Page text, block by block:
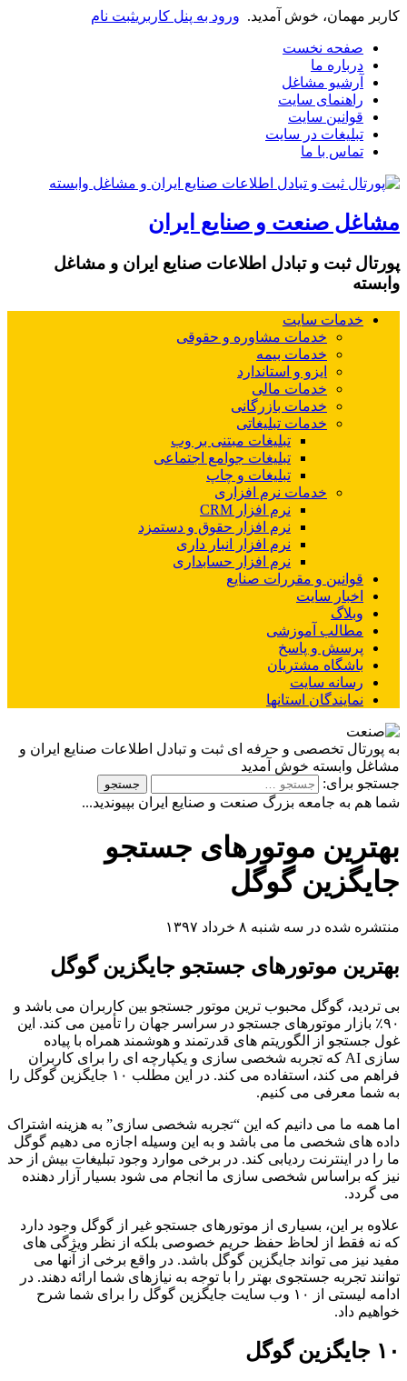
کاربر مهمان، خوش آمدید. ورود به پنل کاربریثبت نام
صفحه نخست
درباره ما
آرشیو مشاغل
راهنمای سایت
قوانین سایت
تبلیغات در سایت
تماس با ما
مشاغل صنعت و صنایع ایران
پورتال ثبت و تبادل اطلاعات صنایع ایران و مشاغل
وابسته
خدمات سایت
خدمات مشاوره و حقوقی
خدمات بیمه
ایزو و استاندارد
خدمات مالی
خدمات بازرگانی
خدمات تبلیغاتی
تبلیغات مبتنی بر وب
تبلیغات جوامع اجتماعی
تبلیغات و چاپ
خدمات نرم افزاری
نرم افزار CRM
نرم افزار حقوق و دستمزد
نرم افزار انبار داری
نرم افزار حسابداری
قوانین و مقررات صنایع
اخبار سایت
وبلاگ
مطالب آموزشی
پرسش و پاسخ
باشگاه مشتریان
رسانه سایت
نمایندگان استانها
به پورتال تخصصی و حرفه ای ثبت و تبادل اطلاعات صنایع ایران و
مشاغل وابسته خوش آمدید
جستجو برای:
شما هم به جامعه بزرگ صنعت و صنایع ایران بپیوندید...
بهترین موتورهای جستجو
جایگزین گوگل
منتشره شده در سه شنبه ۸ خرداد ۱۳۹۷
بهترین موتورهای جستجو جایگزین گوگل
بی تردید، گوگل محبوب ترین موتور جستجو بین کاربران می باشد و
۹۰٪ بازار موتورهای جستجو در سراسر جهان را تأمین می کند. این
غول جستجو از الگوریتم های قدرتمند و هوشمند همراه با پیاده
سازی AI که تجربه شخصی سازی و یکپارچه ای را برای کاربران
فراهم می کند، استفاده می کند. در این مطلب ۱۰ جایگزین گوگل را
به شما معرفی می کنیم.
اما همه ما می دانیم که این “تجربه شخصی سازی” به هزینه اشتراک
داده های شخصی ما می باشد و به این وسیله اجازه می دهیم گوگل
ما را در اینترنت ردیابی کند. در برخی موارد وجود تبلیغات بیش از حد
نیز که براساس شخصی سازی ما انجام می شود بسیار آزار دهنده
می گردد.
علاوه بر این، بسیاری از موتورهای جستجو غیر از گوگل وجود دارد
که نه فقط از لحاظ حفظ حریم خصوصی بلکه از نظر ویژگی های
مفید نیز می تواند جایگزین گوگل باشد. در واقع برخی از آنها می
توانند تجربه جستجوی بهتر را با توجه به نیازهای شما ارائه دهند. در
ادامه لیستی از ۱۰ وب سایت جایگزین گوگل را برای شما شرح
خواهیم داد.
۱۰ جایگزین گوگل